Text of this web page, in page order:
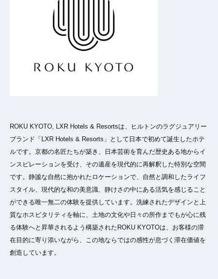
ROKU KYOTO, LXR Hotels & Resortsは、ヒルトンのラグジュアリー
ブランド「LXR Hotels & Resorts」として日本で初めて誕生したホテ
ルです。京都の名匠たちが築き、日本芸術を育んだ歴史ある地からイ
ンスピレーションを受け、その遺産を現代的に再解釈した特別な空間
です。静謐な自然に抱かれたロケーションで、自然と調和したライフ
スタイル、現代的な和の美意識、静けさの中にある活気を感じること
ができる唯一無二の体験を提供しています。洗練されたデザインと上
質なホスピタリティを軸に、土地の文化や日々の所作までもが心に残
る体験へと昇華されるよう構築されたROKU KYOTOは、お客様の滞
在目的に寄り添いながら、この地ならではの感性が息づく滞在価値を
創造しています。